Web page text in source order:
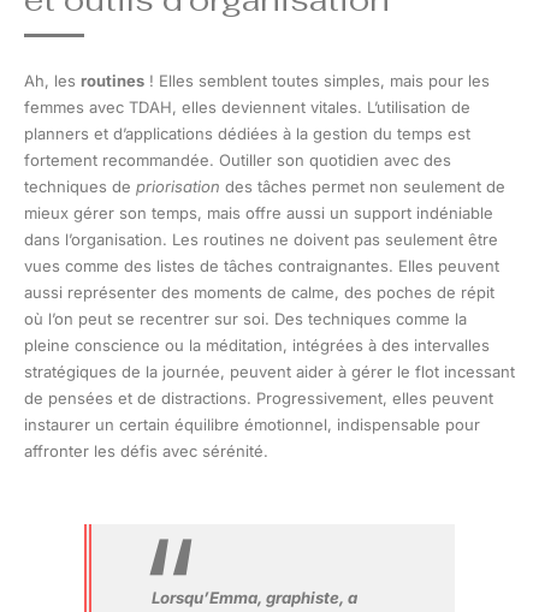
Ah, les routines ! Elles semblent toutes simples, mais pour les
femmes avec TDAH, elles deviennent vitales. L’utilisation de
planners et d’applications dédiées à la gestion du temps est
fortement recommandée. Outiller son quotidien avec des
techniques de priorisation des tâches permet non seulement de
mieux gérer son temps, mais offre aussi un support indéniable
dans l’organisation. Les routines ne doivent pas seulement être
vues comme des listes de tâches contraignantes. Elles peuvent
aussi représenter des moments de calme, des poches de répit
où l’on peut se recentrer sur soi. Des techniques comme la
pleine conscience ou la méditation, intégrées à des intervalles
stratégiques de la journée, peuvent aider à gérer le flot incessant
de pensées et de distractions. Progressivement, elles peuvent
instaurer un certain équilibre émotionnel, indispensable pour
affronter les défis avec sérénité.
Lorsqu’Emma, graphiste, a